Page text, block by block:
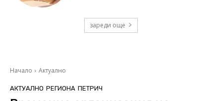
зареди още